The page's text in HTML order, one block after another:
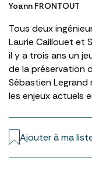
Yoann FRONTOUT
Tous deux
Laurie Caillouet et
il y a trois ans un
de la préservation
Sébastien
les enjeux actuels
Ajouter à ma